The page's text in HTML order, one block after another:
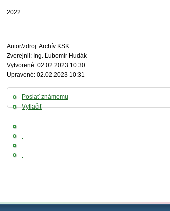
2022
Autor/zdroj: Archív KSK
Zverejnil: Ing. Ľubomír Hudák
Vytvorené: 02.02.2023 10:30
Upravené: 02.02.2023 10:31
Poslať známemu
Vytlačiť